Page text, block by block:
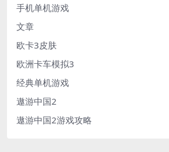
手机单机游戏
文章
欧卡3皮肤
欧洲卡车模拟3
经典单机游戏
遨游中国2
遨游中国2游戏攻略